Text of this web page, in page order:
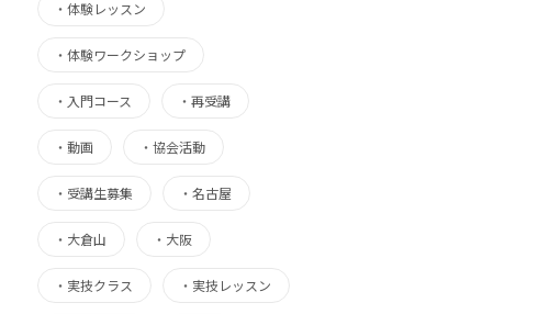
・ 体験レッスン
・ 体験ワークショップ
・ 入門コース ・ 再受講
・ 動画 ・ 協会活動
・ 受講生募集 ・ 名古屋
・ 大倉山 ・ 大阪
・ 実技クラス ・ 実技レッスン